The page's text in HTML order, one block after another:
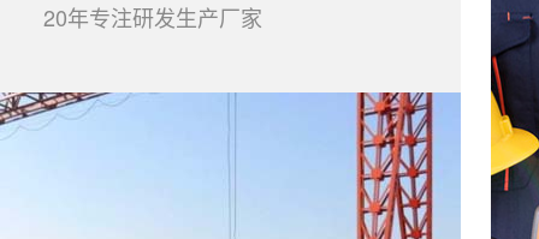
20年专注研发生产厂家